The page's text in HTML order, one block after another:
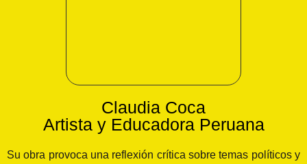
Claudia Coca
Artista y Educadora Peruana
Su obra provoca una reflexión crítica sobre temas políticos y